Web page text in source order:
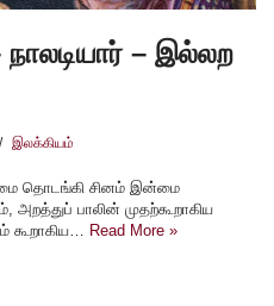
– இல்லற
இலக்கியம்
தொடங்கி சினம் இன்மை
அறத்துப் பாலின் முதற்கூறாகிய
கூறாகிய… Read More »